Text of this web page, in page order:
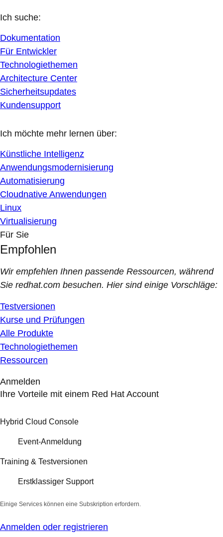
Ich suche:
Dokumentation
Für Entwickler
Technologiethemen
Architecture Center
Sicherheitsupdates
Kundensupport
Ich möchte mehr lernen über:
Künstliche Intelligenz
Anwendungsmodernisierung
Automatisierung
Cloudnative Anwendungen
Linux
Virtualisierung
Für Sie
Empfohlen
Wir empfehlen Ihnen passende Ressourcen, während
Sie redhat.com besuchen. Hier sind einige Vorschläge:
Testversionen
Kurse und Prüfungen
Alle Produkte
Technologiethemen
Ressourcen
Anmelden
Ihre Vorteile mit einem Red Hat Account
Hybrid Cloud Console
Event-Anmeldung
Training & Testversionen
Erstklassiger Support
Einige Services können eine Subskription erfordern.
Anmelden oder registrieren